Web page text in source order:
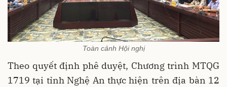
Toàn cảnh Hội nghị
Theo quyết định phê duyệt, Chương trình MTQG
1719 tại tỉnh Nghệ An thực hiện trên địa bàn 12